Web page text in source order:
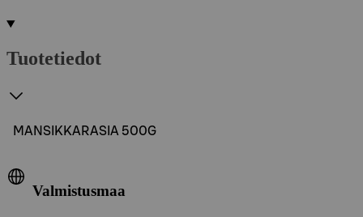
Tuotetiedot
MANSIKKARASIA 500G
Valmistusmaa